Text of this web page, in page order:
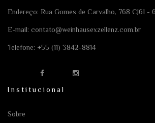
Endereço: Rua Gomes de Carvalho, 768 CJ61 -
E-mail: contato@weinhausexzellenz.com.br
Telefone: +55 (11) 3842-8814
Institucional
Sobre